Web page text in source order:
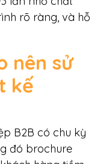
rõ ràng, và hỗ
nên sử
kế
B2B có chu kỳ
đó brochure